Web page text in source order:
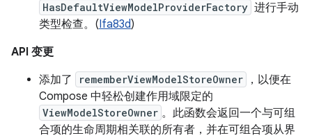
HasDefaultViewModelProviderFactory 进行手动
类型检查。(Ifa83d)
API 变更
添加了
rememberViewModelStoreOwner
，以便在
Compose 中轻松创建作用域限定的
ViewModelStoreOwner 。此函数会返回一个与可组
合项的生命周期相关联的所有者，并在可组合项从界